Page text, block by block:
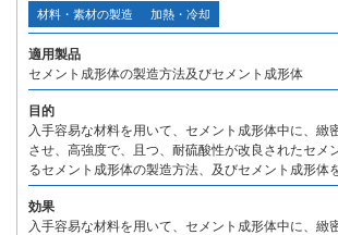
材料・素材の製造 加熱・冷却
適用製品
セメント成形体の製造方法及びセメント成形体
目的
入手容易な材料を用いて、セメント成形体中に、緻
させ、高強度で、且つ、耐硫酸性が改良されたセメ
るセメント成形体の製造方法、及びセメント成形体
効果
入手容易な材料を用いて、セメント成形体中に、緻